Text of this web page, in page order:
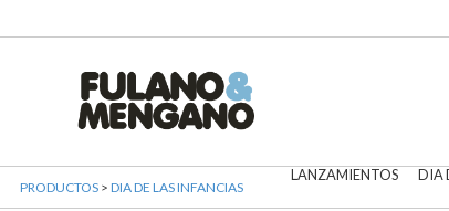
LANZAMIENTOS DIA
PRODUCTOS > DIA DE LAS INFANCIAS